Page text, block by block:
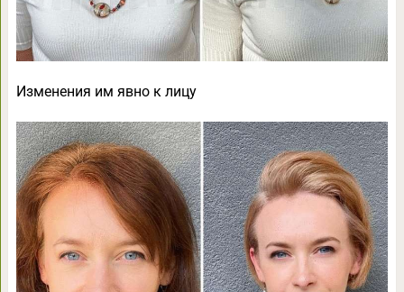
Изменения им явно к лицу